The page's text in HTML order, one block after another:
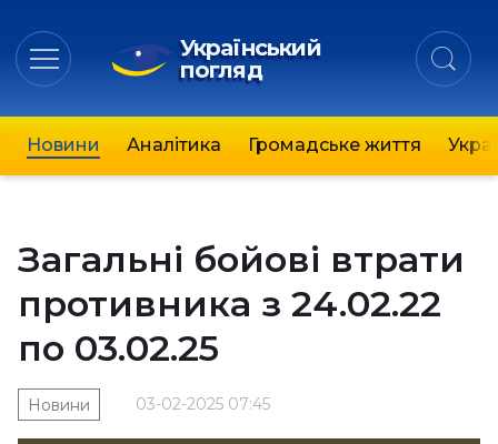
Український
погляд
Новини Аналітика Громадське життя
Загальні бойові втрати
противника з 24.02.22
по 03.02.25
03-02-2025 07:45
Новини